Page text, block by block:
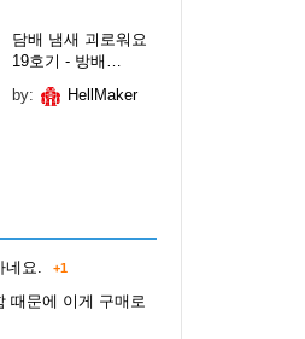
담배 냄새 괴로워요
19호기 - 방배…
by:
HellMaker
네요. +1
때문에 이게 구매로